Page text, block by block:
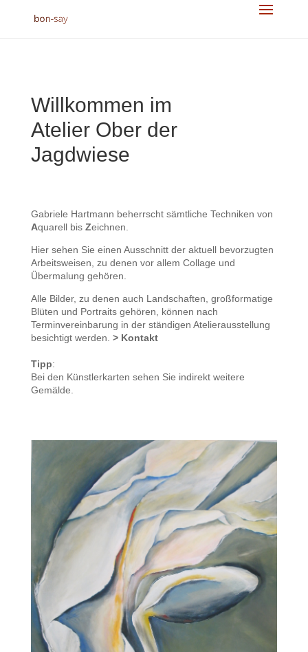
Willkommen im
Atelier Ober der
Jagdwiese
Gabriele Hartmann beherrscht sämtliche Techniken von
Aquarell bis Zeichnen.
Hier sehen Sie einen Ausschnitt der aktuell bevorzugten
Arbeitsweisen, zu denen vor allem Collage und
Übermalung gehören.
Alle Bilder, zu denen auch Landschaften, großformatige
Blüten und Portraits gehören, können nach
Terminvereinbarung in der ständigen Atelierausstellung
besichtigt werden. > Kontakt
Tipp:
Bei den Künstlerkarten sehen Sie indirekt weitere
Gemälde.